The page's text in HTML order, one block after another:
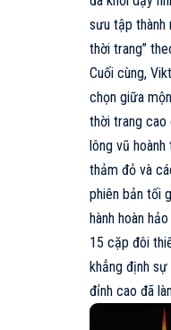
sưu tập thành
thời trang”
Cuối cùng,
chọn giữa
thời trang cao
lông vũ hoành
thảm đỏ và
phiên bản tối
hành hoàn
15 cặp đôi
khẳng định
đỉnh cao đã